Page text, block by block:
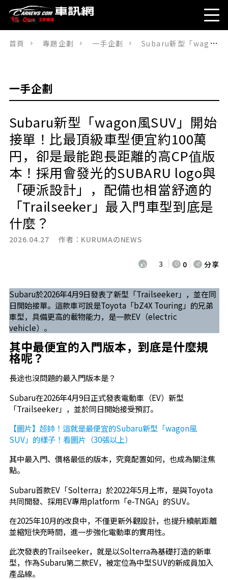
首頁 專題企劃 一手企劃 Subaru新型「wagon風SUV」開始接單！比最頂級車型便宜約100萬円，卻是最能跑長距離的高CP值版本！採用會發光的SUBARU logo與「硬派設計」，配備也相當舒適的「Trailseeker」最入門車型到底是什麼？
一手企劃
Subaru新型「wagon風SUV」開始
接單！比最頂級車型便宜約100萬
円，卻是最能跑長距離的高CP值版
本！採用會發光的SUBARU logo與
「硬派設計」，配備也相當舒適的
「Trailseeker」最入門車型到底是
什麼？
2026.04.27 作者： KURUMAのNEWS
3 0 分享
Subaru於2026年4月9日發表了新型「Trailseeker」，並在同
日開始接單。這款車可說是Toyota「bZ4X Touring」的兄弟
車型，具備更高的載物能力，是一款EV（electric
vehicle）。
其中最便宜的入門版本，到底是什麼規
格呢？
長途也沒問題的最入門版本是？
Subaru在2026年4月9日正式發表電動車（EV）新型
「Trailseeker」，並於同日開始接受預訂。
【圖片】超帥！這就是最便宜的Subaru新型「wagon風
SUV」的樣子！看圖片（30張以上）
其中最入門、價格最低的版本，究竟配置如何，也成為關注焦
點。
Subaru首款EV「Solterra」於2022年5月上市，是與Toyota
共同開發、採用EV專用platform「e-TNGA」的SUV。
在2025年10月的改良中，不僅更新外觀設計，也提升續航距離
並縮短快充時間，進一步強化電動車的實用性。
此次發表的Trailseeker，就是以Solterra為基礎打造的新車
型，作為Subaru第二款EV，被定位為中型SUV的新成員加入
產品線。